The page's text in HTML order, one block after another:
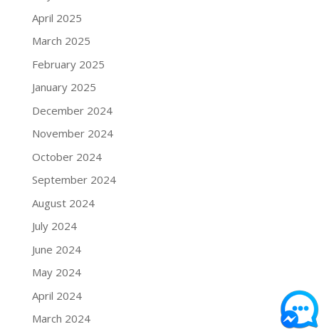
April 2025
March 2025
February 2025
January 2025
December 2024
November 2024
October 2024
September 2024
August 2024
July 2024
June 2024
May 2024
April 2024
March 2024